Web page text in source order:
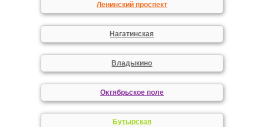
Ленинский проспект
Нагатинская
Владыкино
Октябрьское поле
Бутырская